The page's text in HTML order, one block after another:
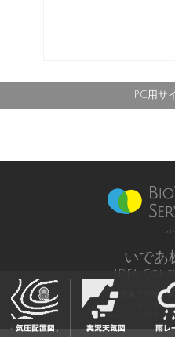
PC用サ
バ
いであ
IDEA
気象庁長官予
All
Copyright(c) 2003-